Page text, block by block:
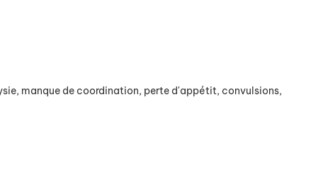
manque de coordination, perte d'appétit, convulsions,